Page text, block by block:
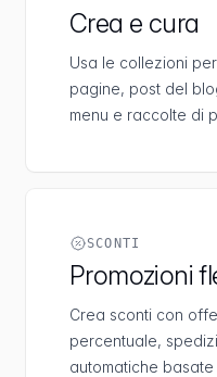
Crea e cura
Usa le collezioni
pagine, post del
menu e raccolte di
SCONTI
Promozioni
Crea sconti con
percentuale,
automatiche